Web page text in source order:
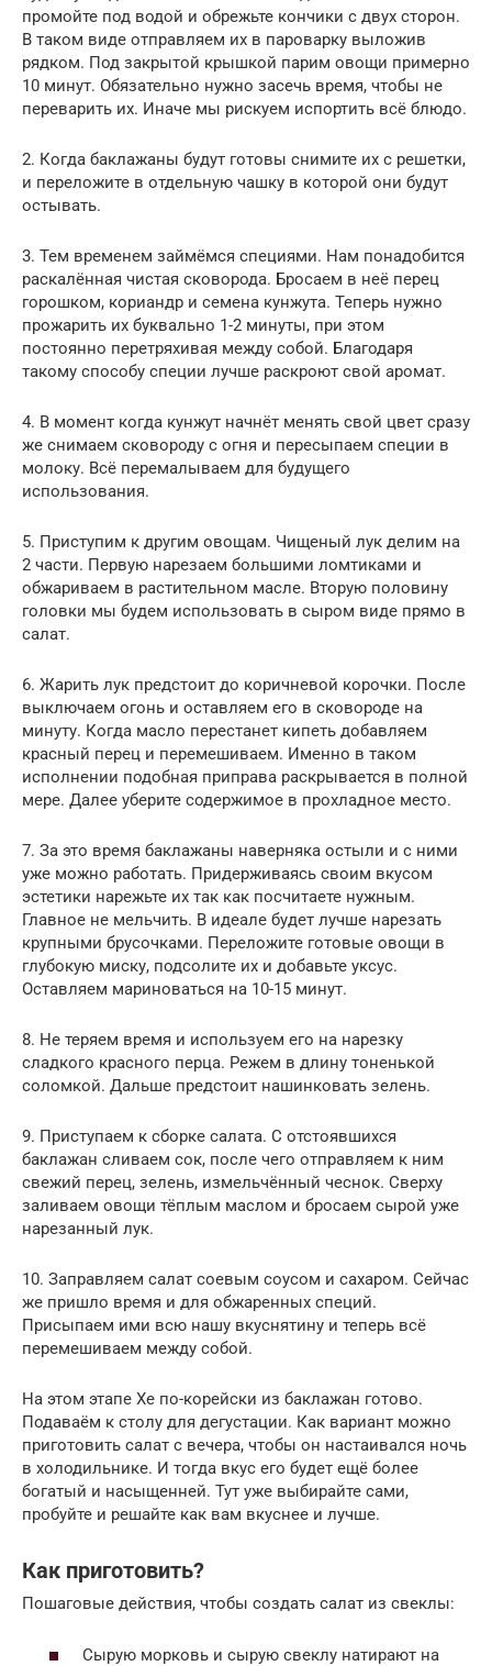
промойте под водой и обрежьте кончики с двух сторон.
В таком виде отправляем их в пароварку выложив
рядком. Под закрытой крышкой парим овощи примерно
10 минут. Обязательно нужно засечь время, чтобы не
переварить их. Иначе мы рискуем испортить всё блюдо.
2. Когда баклажаны будут готовы снимите их с решетки,
и переложите в отдельную чашку в которой они будут
остывать.
3. Тем временем займёмся специями. Нам понадобится
раскалённая чистая сковорода. Бросаем в неё перец
горошком, кориандр и семена кунжута. Теперь нужно
прожарить их буквально 1-2 минуты, при этом
постоянно перетряхивая между собой. Благодаря
такому способу специи лучше раскроют свой аромат.
4. В момент когда кунжут начнёт менять свой цвет сразу
же снимаем сковороду с огня и пересыпаем специи в
молоку. Всё перемалываем для будущего
использования.
5. Приступим к другим овощам. Чищеный лук делим на
2 части. Первую нарезаем большими ломтиками и
обжариваем в растительном масле. Вторую половину
головки мы будем использовать в сыром виде прямо в
салат.
6. Жарить лук предстоит до коричневой корочки. После
выключаем огонь и оставляем его в сковороде на
минуту. Когда масло перестанет кипеть добавляем
красный перец и перемешиваем. Именно в таком
исполнении подобная приправа раскрывается в полной
мере. Далее уберите содержимое в прохладное место.
7. За это время баклажаны наверняка остыли и с ними
уже можно работать. Придерживаясь своим вкусом
эстетики нарежьте их так как посчитаете нужным.
Главное не мельчить. В идеале будет лучше нарезать
крупными брусочками. Переложите готовые овощи в
глубокую миску, подсолите их и добавьте уксус.
Оставляем мариноваться на 10-15 минут.
8. Не теряем время и используем его на нарезку
сладкого красного перца. Режем в длину тоненькой
соломкой. Дальше предстоит нашинковать зелень.
9. Приступаем к сборке салата. С отстоявшихся
баклажан сливаем сок, после чего отправляем к ним
свежий перец, зелень, измельчённый чеснок. Сверху
заливаем овощи тёплым маслом и бросаем сырой уже
нарезанный лук.
10. Заправляем салат соевым соусом и сахаром. Сейчас
же пришло время и для обжаренных специй.
Присыпаем ими всю нашу вкуснятину и теперь всё
перемешиваем между собой.
На этом этапе Хе по-корейски из баклажан готово.
Подаваём к столу для дегустации. Как вариант можно
приготовить салат с вечера, чтобы он настаивался ночь
в холодильнике. И тогда вкус его будет ещё более
богатый и насыщенней. Тут уже выбирайте сами,
пробуйте и решайте как вам вкуснее и лучше.
Как приготовить?
Пошаговые действия, чтобы создать салат из свеклы:
Сырую морковь и сырую свеклу натирают на